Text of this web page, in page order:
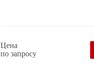
Цена
по запросу